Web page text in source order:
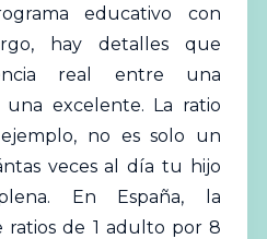
educativo con
hay detalles que
real entre una
excelente. La ratio
no es solo un
veces al día tu hijo
En España, la
ratios de 1 adulto por 8